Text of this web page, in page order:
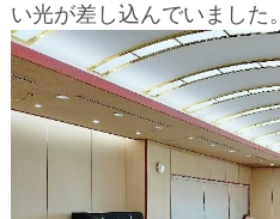
い光が差し込んでいました。